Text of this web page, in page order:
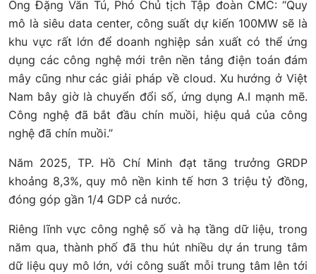
Ông Đặng Văn Tú, Phó Chủ tịch Tập đoàn CMC: “Quy
mô là siêu data center, công suất dự kiến 100MW sẽ là
khu vực rất lớn để doanh nghiệp sản xuất có thể ứng
dụng các công nghệ mới trên nền tảng điện toán đám
mây cũng như các giải pháp về cloud. Xu hướng ở Việt
Nam bây giờ là chuyển đổi số, ứng dụng A.I mạnh mẽ.
Công nghệ đã bắt đầu chín muồi, hiệu quả của công
nghệ đã chín muồi.”
Năm 2025, TP. Hồ Chí Minh đạt tăng trưởng GRDP
khoảng 8,3%, quy mô nền kinh tế hơn 3 triệu tỷ đồng,
đóng góp gần 1/4 GDP cả nước.
Riêng lĩnh vực công nghệ số và hạ tầng dữ liệu, trong
năm qua, thành phố đã thu hút nhiều dự án trung tâm
dữ liệu quy mô lớn, với công suất mỗi trung tâm lên tới